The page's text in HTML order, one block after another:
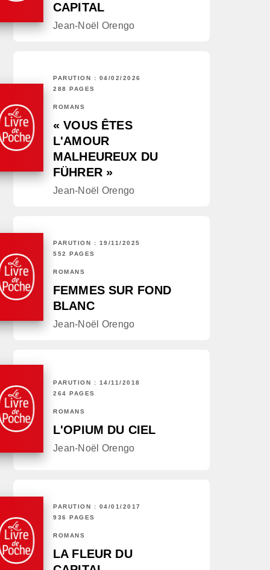
CAPITAL
Jean-Noël Orengo
PARUTION : 04/02/2026
288 PAGES
ROMANS
« VOUS ÊTES
L'AMOUR
MALHEUREUX DU
FÜHRER »
Jean-Noël Orengo
PARUTION : 19/11/2025
552 PAGES
ROMANS
FEMMES SUR FOND
BLANC
Jean-Noël Orengo
PARUTION : 14/11/2018
264 PAGES
ROMANS
L'OPIUM DU CIEL
Jean-Noël Orengo
PARUTION : 04/01/2017
936 PAGES
ROMANS
LA FLEUR DU